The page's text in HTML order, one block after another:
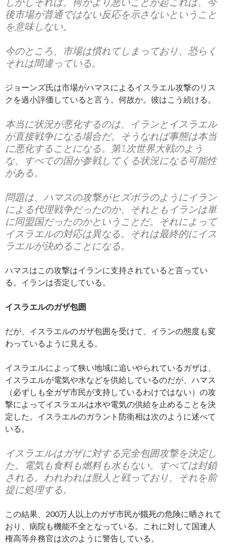
後市場が普通ではない反応を示さないということ
を意味しない。
今のところ、市場は慣れてしまっており、恐らく
それは間違っている。
ジョーンズ氏は市場がハマスによるイスラエル攻撃のリス
クを過小評価していると言う。何故か。彼はこう続ける。
本当に状況が悪化するのは、イランとイスラエル
が直接戦争になる場合だ。そうなれば事態は本当
に悪化することになる。第1次世界大戦のよう
な、すべての国が参戦してくる状況になる可能性
がある。
問題は、ハマスの攻撃がヒズボラのようにイラン
による代理戦争だったのか、それともイランは単
に同盟国だったのかということだ。それによって
イスラエルの対応は異なる。それは最終的にイス
ラエルが決めることになる。
ハマスはこの攻撃はイランに支持されていると言ってい
る。イランは否定している。
イスラエルのガザ包囲
だが、イスラエルのガザ包囲を受けて、イランの態度も変
わっているように見える。
イスラエルによって狭い地域に追いやられているガザは、
イスラエルが電気や水などを供給しているのだが、ハマス
（必ずしも全ガザ市民が支持しているわけではない）の攻
撃によってイスラエルは水や電気の供給を止めることを決
定した。イスラエルのガラント防衛相は次のように述べて
いる。
イスラエルはガザに対する完全包囲攻撃を決定し
た。電気も食料も燃料も水もない。すべては封鎖
される。われわれは獣人と戦っており、それを前
提に処理する。
この結果、200万人以上のガザ市民が餓死の危険に晒されて
おり、病院も機能不全となっている。これに対して国連人
権高等弁務官は次のように警告している。